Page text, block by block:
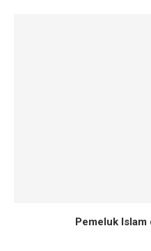
Pemeluk Islam